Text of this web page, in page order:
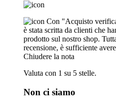
Con "Acquisto
è stata scritta da clienti che
prodotto sul nostro shop.
recensione, è sufficiente
Chiudere la nota
Valuta con 1 su 5 stelle.
Non ci siamo